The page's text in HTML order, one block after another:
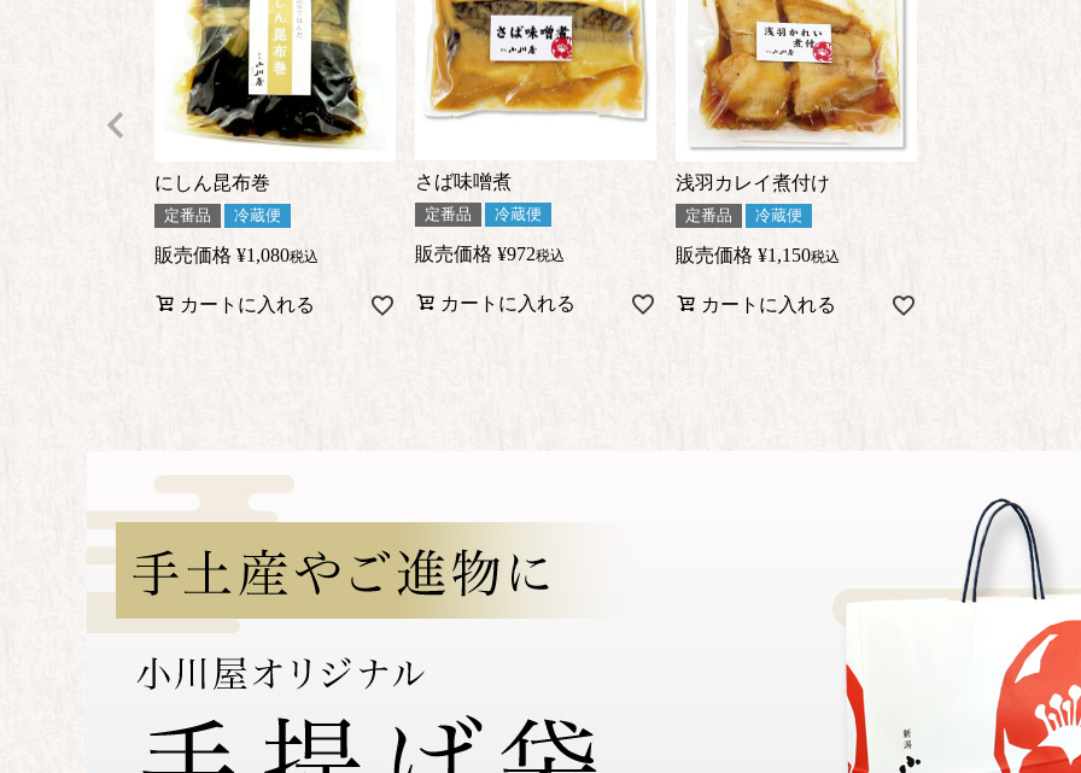
にしん昆布巻
定番品 冷蔵便
販売価格 ¥1,080税込
カートに入れる
さば味噌煮
定番品 冷蔵便
販売価格 ¥972税込
カートに入れる
浅羽カレイ煮付け
定番品 冷蔵便
販売価格 ¥1,150税込
カートに入れる